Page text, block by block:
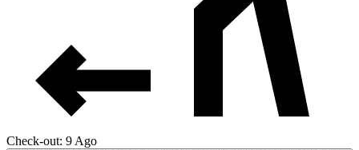
Check-out: 9 Ago